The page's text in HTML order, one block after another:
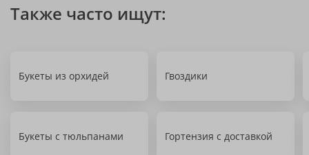
Также часто ищут:
Букеты из орхидей Гвоздики
Букеты с тюльпанами Гортензия с доставкой